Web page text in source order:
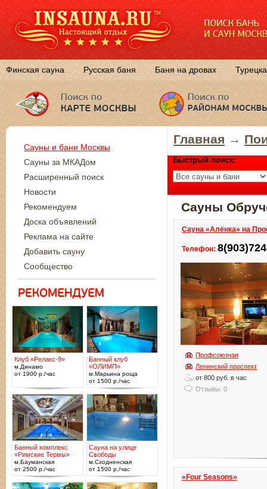
Финская сауна Русская баня Баня на дровах
Главная →
Быстрый поиск:
Сауны
Сауна «Алёнка» на
Телефон:
Профсоюзная
Ленинский проспект
от 800 руб. в час
Отзывы: 0
«Four Seasons»
Сауны и бани Москвы
Сауны за МКАДом
Расширенный поиск
Новости
Рекомендуем
Доска объявлений
Реклама на сайте
Добавить сауну
Сообщество
Клуб «Релакс-9»
м.Динамо
от 1900 р./час
Банный клуб
«ОЛИМП»
м.Марьина роща
от 1500 р./час
Банный комплекс
«Римские Термы»
м.Бауманская
от 2500 р./час
Сауна на улице
Свободы
м.Сходненская
от 1500 р./час